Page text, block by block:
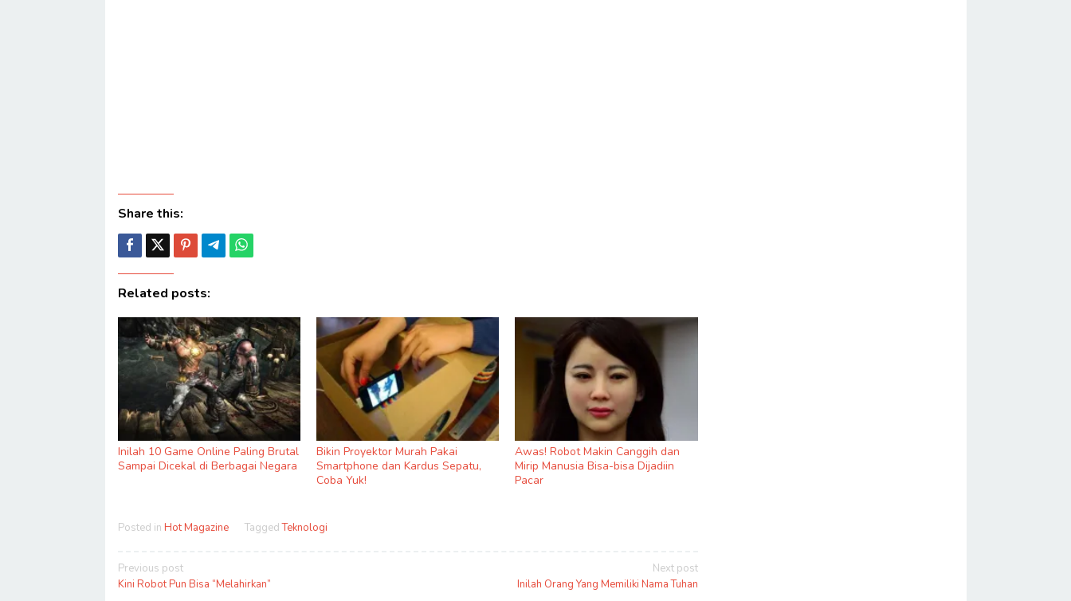
Share this:
Related posts:
Inilah 10 Game Online Paling Brutal
Sampai Dicekal di Berbagai Negara
Bikin Proyektor Murah Pakai
Smartphone dan Kardus Sepatu,
Coba Yuk!
Awas! Robot Makin Canggih dan
Mirip Manusia Bisa-bisa Dijadiin
Pacar
Posted in Hot Magazine TaggedTeknologi
Post
navigation
Previous post
Kini Robot Pun Bisa “Melahirkan”
Next post
Inilah Orang Yang Memiliki Nama Tuhan